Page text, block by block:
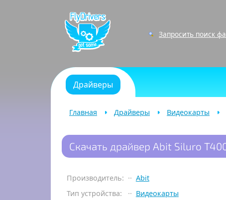
Запросить поиск
Драйверы
Главная Драйверы Видеокарты
Скачать драйвер Abit Siluro
Производитель:
Abit
Тип устройства:
Видеокарты